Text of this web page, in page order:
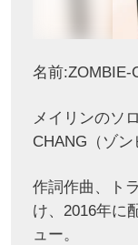
名前:ZOMBIE-
メイリンのソ
CHANG（ゾン
作詞作曲、ト
け、2016年に
ュー。